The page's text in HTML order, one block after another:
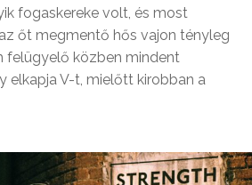
fogaskereke volt, és most
őt megmentő hős vajon tényleg
felügyelő közben mindent
elkapja V-t, mielőtt kirobban a